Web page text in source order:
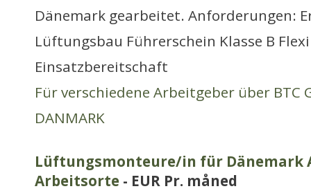
Dänemark gearbeitet. Anforderungen:
Lüftungsbau Führerschein Klasse B
Einsatzbereitschaft
Für verschiedene Arbeitgeber über BTC
DANMARK
Lüftungsmonteure/in für Dänemark
Arbeitsorte - EUR Pr. måned